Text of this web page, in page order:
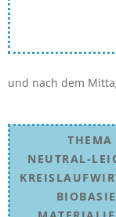
und nach dem
THEMA
NEUTRAL-